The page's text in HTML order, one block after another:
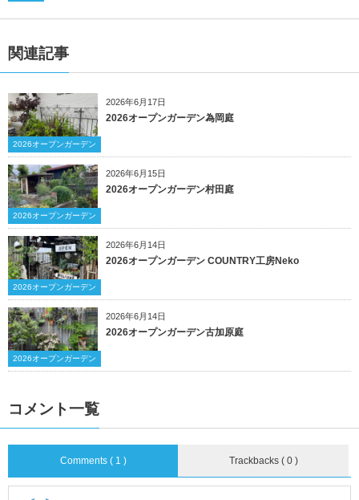
関連記事
2026年6月17日
2026オープンガーデン
2026オープンガーデン為岡庭
2026年6月15日
2026オープンガーデン
2026オープンガーデン村田庭
2026年6月14日
2026オープンガーデン
2026オープンガーデン COUNTRY工房Neko
2026年6月14日
2026オープンガーデン
2026オープンガーデン古加原庭
コメント一覧
Comments ( 1 ) Trackbacks ( 0 )